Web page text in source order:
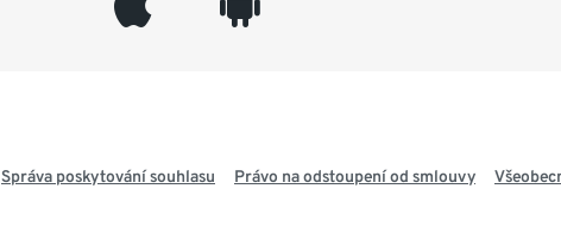
Správa poskytování souhlasu Právo na odstoupení od smlouvy